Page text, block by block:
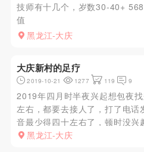
技师有十几个，岁数30-40+
值
黑龙江-大庆
大庆新村的足疗
2019-10-21 1277 119 9
2019年四月时半夜兴起想包夜
左右，都要去接人了，打了电
音最少得四十左右了，顿时没兴
得了来到许久没去的金港足道，
黑龙江-大庆